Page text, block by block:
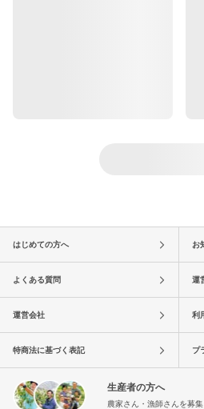
はじめての方へ お
よくある質問 運
運営会社 利
特商法に基づく表記 プ
生産者の方へ
農家さん・漁師さんを募